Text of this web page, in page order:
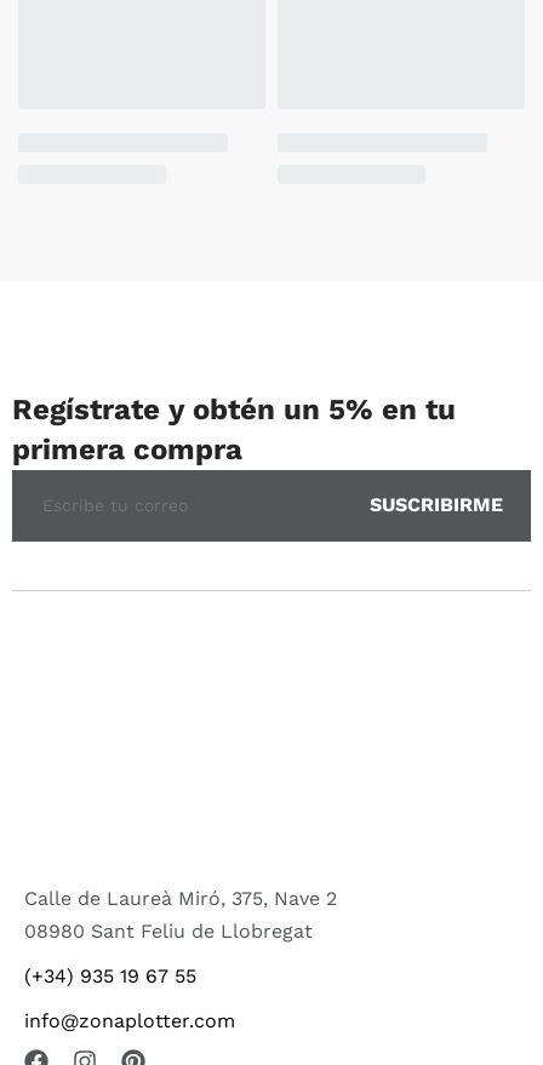
Regístrate y obtén un 5% en tu
primera compra
Calle de Laureà Miró, 375, Nave 2
08980 Sant Feliu de Llobregat
(+34) 935 19 67 55
info@zonaplotter.com